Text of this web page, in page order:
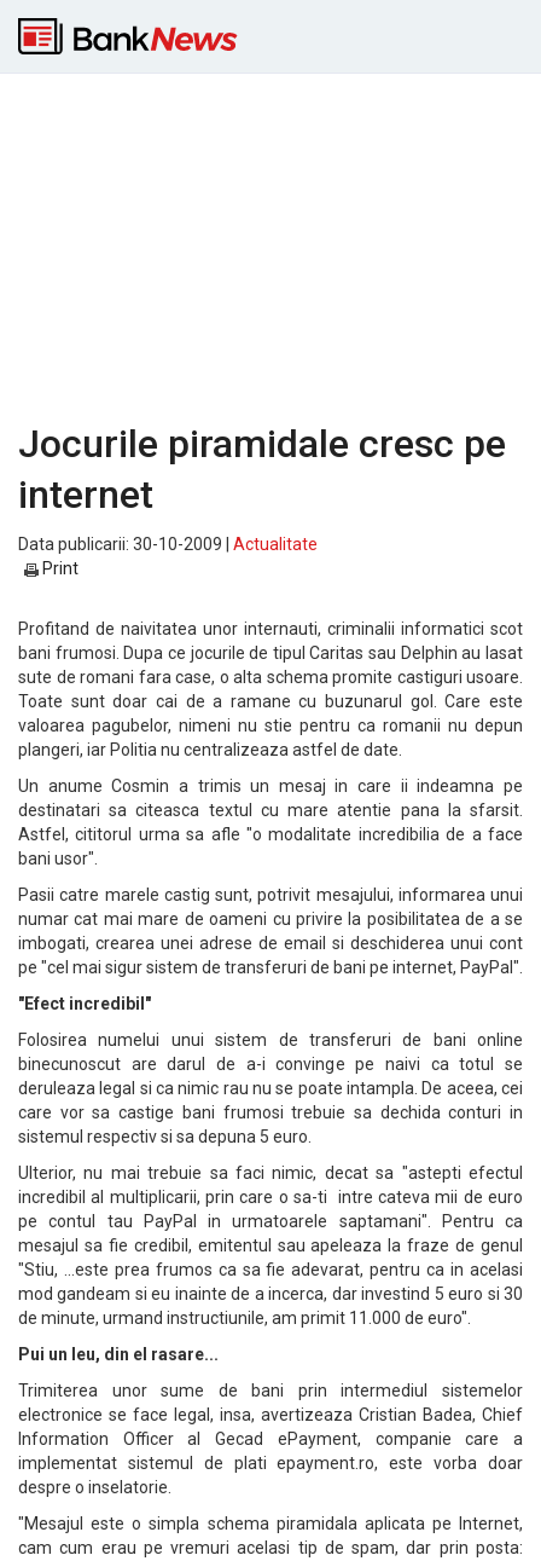
Jocurile piramidale cresc pe
internet
Data publicarii: 30-10-2009 | Actualitate
Print
Profitand de naivitatea unor internauti, criminalii informatici scot
bani frumosi. Dupa ce jocurile de tipul Caritas sau Delphin au lasat
sute de romani fara case, o alta schema promite castiguri usoare.
Toate sunt doar cai de a ramane cu buzunarul gol. Care este
valoarea pagubelor, nimeni nu stie pentru ca romanii nu depun
plangeri, iar Politia nu centralizeaza astfel de date.
Un anume Cosmin a trimis un mesaj in care ii indeamna pe
destinatari sa citeasca textul cu mare atentie pana la sfarsit.
Astfel, cititorul urma sa afle "o modalitate incredibilia de a face
bani usor".
Pasii catre marele castig sunt, potrivit mesajului, informarea unui
numar cat mai mare de oameni cu privire la posibilitatea de a se
imbogati, crearea unei adrese de email si deschiderea unui cont
pe "cel mai sigur sistem de transferuri de bani pe internet, PayPal".
"Efect incredibil"
Folosirea numelui unui sistem de transferuri de bani online
binecunoscut are darul de a-i convinge pe naivi ca totul se
deruleaza legal si ca nimic rau nu se poate intampla. De aceea, cei
care vor sa castige bani frumosi trebuie sa dechida conturi in
sistemul respectiv si sa depuna 5 euro.
Ulterior, nu mai trebuie sa faci nimic, decat sa "astepti efectul
incredibil al multiplicarii, prin care o sa-ti intre cateva mii de euro
pe contul tau PayPal in urmatoarele saptamani". Pentru ca
mesajul sa fie credibil, emitentul sau apeleaza la fraze de genul
"Stiu, ...este prea frumos ca sa fie adevarat, pentru ca in acelasi
mod gandeam si eu inainte de a incerca, dar investind 5 euro si 30
de minute, urmand instructiunile, am primit 11.000 de euro".
Pui un leu, din el rasare...
Trimiterea unor sume de bani prin intermediul sistemelor
electronice se face legal, insa, avertizeaza Cristian Badea, Chief
Information Officer al Gecad ePayment, companie care a
implementat sistemul de plati epayment.ro, este vorba doar
despre o inselatorie.
"Mesajul este o simpla schema piramidala aplicata pe Internet,
cam cum erau pe vremuri acelasi tip de spam, dar prin posta: